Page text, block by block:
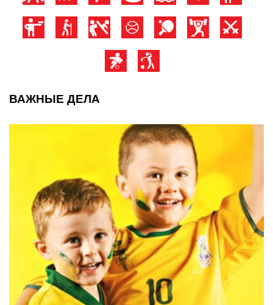
ВАЖНЫЕ ДЕЛА